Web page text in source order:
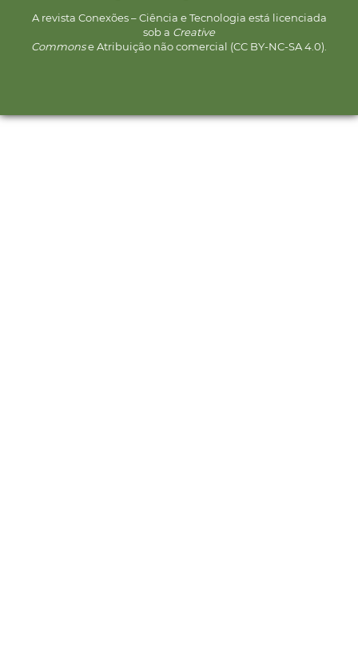
A revista Conexões – Ciência e Tecnologia está licenciada
sob a Creative
Commonse Atribuição não comercial (CC BY-NC-SA 4.0).